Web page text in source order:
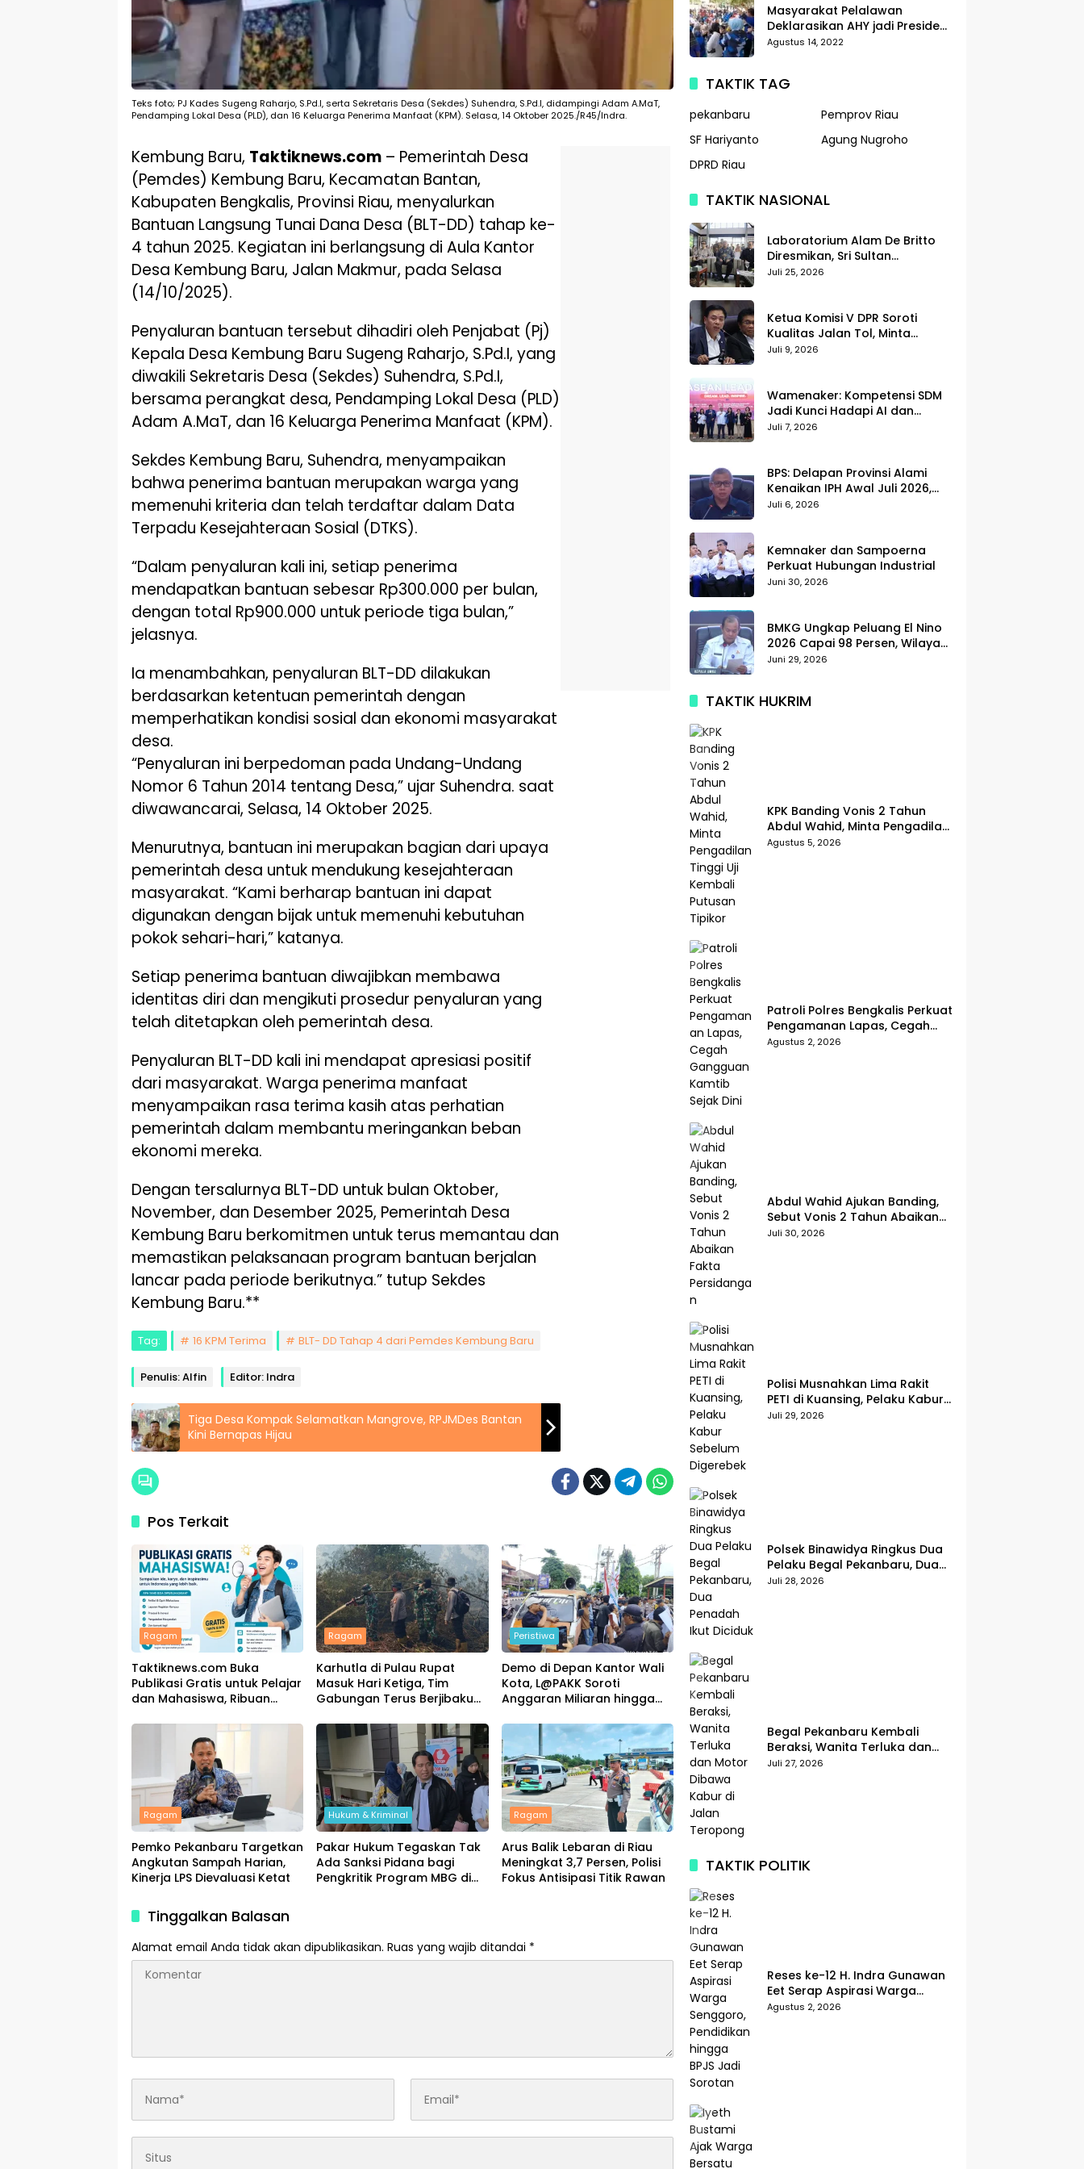
Teks foto; PJ Kades Sugeng Raharjo, S.Pd.I, serta Sekretaris Desa (Sekdes) Suhendra, S.Pd.I, didampingi Adam A.MaT,
Pendamping Lokal Desa (PLD), dan 16 Keluarga Penerima Manfaat (KPM). Selasa, 14 Oktober 2025./R45/Indra.
Kembung Baru, Taktiknews.com – Pemerintah Desa
(Pemdes) Kembung Baru, Kecamatan Bantan,
Kabupaten Bengkalis, Provinsi Riau, menyalurkan
Bantuan Langsung Tunai Dana Desa (BLT-DD) tahap ke-
4 tahun 2025. Kegiatan ini berlangsung di Aula Kantor
Desa Kembung Baru, Jalan Makmur, pada Selasa
(14/10/2025).
Penyaluran bantuan tersebut dihadiri oleh Penjabat (Pj)
Kepala Desa Kembung Baru Sugeng Raharjo, S.Pd.I, yang
diwakili Sekretaris Desa (Sekdes) Suhendra, S.Pd.I,
bersama perangkat desa, Pendamping Lokal Desa (PLD)
Adam A.MaT, dan 16 Keluarga Penerima Manfaat (KPM).
Sekdes Kembung Baru, Suhendra, menyampaikan
bahwa penerima bantuan merupakan warga yang
memenuhi kriteria dan telah terdaftar dalam Data
Terpadu Kesejahteraan Sosial (DTKS).
“Dalam penyaluran kali ini, setiap penerima
mendapatkan bantuan sebesar Rp300.000 per bulan,
dengan total Rp900.000 untuk periode tiga bulan,”
jelasnya.
Ia menambahkan, penyaluran BLT-DD dilakukan
berdasarkan ketentuan pemerintah dengan
memperhatikan kondisi sosial dan ekonomi masyarakat
desa.
“Penyaluran ini berpedoman pada Undang-Undang
Nomor 6 Tahun 2014 tentang Desa,” ujar Suhendra. saat
diwawancarai, Selasa, 14 Oktober 2025.
Menurutnya, bantuan ini merupakan bagian dari upaya
pemerintah desa untuk mendukung kesejahteraan
masyarakat. “Kami berharap bantuan ini dapat
digunakan dengan bijak untuk memenuhi kebutuhan
pokok sehari-hari,” katanya.
Setiap penerima bantuan diwajibkan membawa
identitas diri dan mengikuti prosedur penyaluran yang
telah ditetapkan oleh pemerintah desa.
Penyaluran BLT-DD kali ini mendapat apresiasi positif
dari masyarakat. Warga penerima manfaat
menyampaikan rasa terima kasih atas perhatian
pemerintah dalam membantu meringankan beban
ekonomi mereka.
Dengan tersalurnya BLT-DD untuk bulan Oktober,
November, dan Desember 2025, Pemerintah Desa
Kembung Baru berkomitmen untuk terus memantau dan
memastikan pelaksanaan program bantuan berjalan
lancar pada periode berikutnya.” tutup Sekdes
Kembung Baru.**
Tag: 16 KPM Terima BLT- DD Tahap 4 dari Pemdes Kembung Baru
Penulis: Alfin Editor: Indra
Tiga Desa Kompak Selamatkan Mangrove, RPJMDes Bantan
Kini Bernapas Hijau
Pos Terkait
Ragam
Taktiknews.com Buka
Publikasi Gratis untuk Pelajar
dan Mahasiswa, Ribuan
Ragam
Karhutla di Pulau Rupat
Masuk Hari Ketiga, Tim
Gabungan Terus Berjibaku
Peristiwa
Demo di Depan Kantor Wali
Kota, L@PAKK Soroti
Anggaran Miliaran hingga
Ragam
Pemko Pekanbaru Targetkan
Angkutan Sampah Harian,
Kinerja LPS Dievaluasi Ketat
Hukum & Kriminal
Pakar Hukum Tegaskan Tak
Ada Sanksi Pidana bagi
Pengkritik Program MBG di
Ragam
Arus Balik Lebaran di Riau
Meningkat 3,7 Persen, Polisi
Fokus Antisipasi Titik Rawan
Tinggalkan Balasan
Alamat email Anda tidak akan dipublikasikan. Ruas yang wajib ditandai *
Masyarakat Pelalawan
Deklarasikan AHY jadi Presiden
dalam Gerak Jalan Santai
Agustus 14, 2022
TAKTIK TAG
pekanbaru
Pemprov Riau
SF Hariyanto
Agung Nugroho
DPRD Riau
TAKTIK NASIONAL
Laboratorium Alam De Britto
Diresmikan, Sri Sultan
Tegaskan Pendidikan Harus
Juli 25, 2026
Ketua Komisi V DPR Soroti
Kualitas Jalan Tol, Minta
Standar Pelayanan Diperketat
Juli 9, 2026
Wamenaker: Kompetensi SDM
Jadi Kunci Hadapi AI dan
Transformasi Dunia Kerja
Juli 7, 2026
BPS: Delapan Provinsi Alami
Kenaikan IPH Awal Juli 2026,
Cabai Merah dan Beras Jadi
Juli 6, 2026
Kemnaker dan Sampoerna
Perkuat Hubungan Industrial
Juni 30, 2026
BMKG Ungkap Peluang El Nino
2026 Capai 98 Persen, Wilayah
Selatan Indonesia Paling
Juni 29, 2026
TAKTIK HUKRIM
KPK Banding Vonis 2 Tahun
Abdul Wahid, Minta Pengadilan
Tinggi Uji Kembali Putusan
Agustus 5, 2026
Patroli Polres Bengkalis Perkuat
Pengamanan Lapas, Cegah
Gangguan Kamtib Sejak Dini
Agustus 2, 2026
Abdul Wahid Ajukan Banding,
Sebut Vonis 2 Tahun Abaikan
Fakta Persidangan
Juli 30, 2026
Polisi Musnahkan Lima Rakit
PETI di Kuansing, Pelaku Kabur
Sebelum Digerebek
Juli 29, 2026
Polsek Binawidya Ringkus Dua
Pelaku Begal Pekanbaru, Dua
Penadah Ikut Diciduk
Juli 28, 2026
Begal Pekanbaru Kembali
Beraksi, Wanita Terluka dan
Motor Dibawa Kabur di Jalan
Juli 27, 2026
TAKTIK POLITIK
Reses ke-12 H. Indra Gunawan
Eet Serap Aspirasi Warga
Senggoro, Pendidikan hingga
Agustus 2, 2026